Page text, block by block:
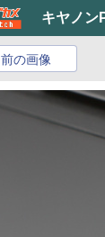
キヤノン
前の画像